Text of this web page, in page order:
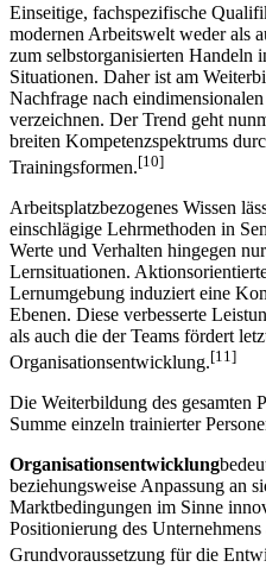
Einseitige, fachspezifische
modernen Arbeitswelt weder als
zum selbstorganisierten Handeln
Situationen. Daher ist am
Nachfrage nach
verzeichnen. Der Trend geht
breiten Kompetenzspektrums
Trainingsformen.[10]
Arbeitsplatzbezogenes Wissen
einschlägige Lehrmethoden in
Werte und Verhalten hingegen
Lernsituationen.
Lernumgebung induziert eine
Ebenen. Diese verbesserte
als auch die der Teams fördert
Organisationsentwicklung.[11]
Die Weiterbildung des gesamten
Summe einzeln trainierter
Organisationsentwicklung
beziehungsweise Anpassung an
Marktbedingungen im Sinne
Positionierung des
Grundvoraussetzung für die